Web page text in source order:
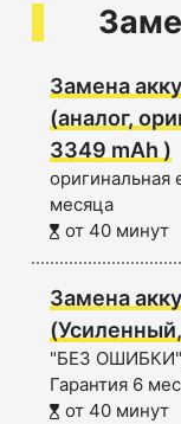
Замена
(аналог,
3349 mAh )
оригинальная
месяца
от 40 минут
Замена
"БЕЗ ОШИБКИ"
Гарантия 6
от 40 минут